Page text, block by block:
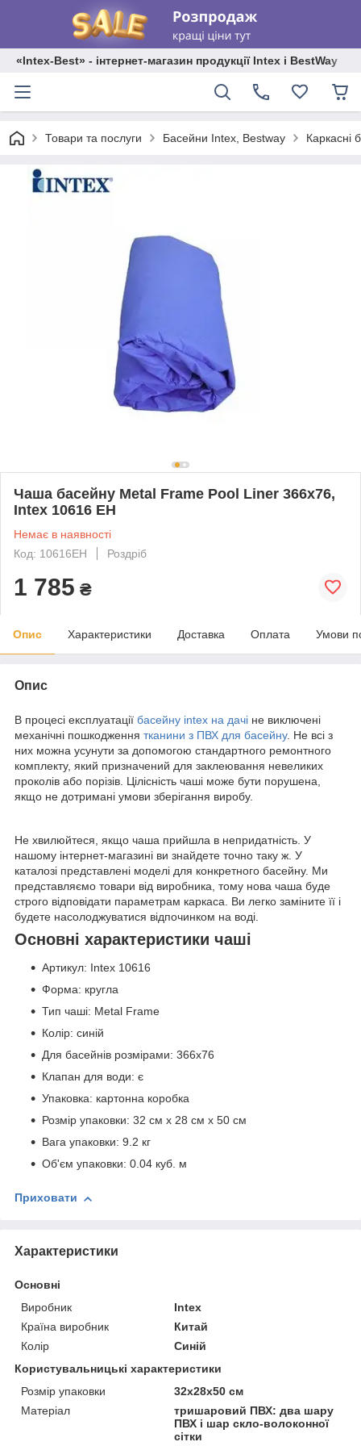
«Intex-Best» - інтернет-магазин продукції Intex і BestWay
Товари та послуги Басейни Intex, Bestway Каркасні
Чаша басейну Metal Frame Pool Liner 366х76,
Intex 10616 EH
Немає в наявності
Код: 10616EH
Роздріб
1 785 ₴
Опис Характеристики Доставка Оплата Умови
Опис
В процесі експлуатації басейну intex на дачі не виключені
механічні пошкодження тканини з ПВХ для басейну. Не всі з
них можна усунути за допомогою стандартного ремонтного
комплекту, який призначений для заклеювання невеликих
проколів або порізів. Цілісність чаші може бути порушена,
якщо не дотримані умови зберігання виробу.
Не хвилюйтеся, якщо чаша прийшла в непридатність. У
нашому інтернет-магазині ви знайдете точно таку ж. У
каталозі представлені моделі для конкретного басейну. Ми
представляємо товари від виробника, тому нова чаша буде
строго відповідати параметрам каркаса. Ви легко заміните її і
будете насолоджуватися відпочинком на воді.
Основні характеристики чаші
Артикул: Intex 10616
Форма: кругла
Тип чаші: Metal Frame
Колір: синій
Для басейнів розмірами: 366х76
Клапан для води: є
Упаковка: картонна коробка
Розмір упаковки: 32 см х 28 см х 50 см
Вага упаковки: 9.2 кг
Об'єм упаковки: 0.04 куб. м
Приховати
Характеристики
Основні
Виробник
Intex
Країна виробник
Китай
Колір
Синій
Користувальницькі характеристики
Розмір упаковки
32х28х50 см
Матеріал
тришаровий ПВХ: два шару
ПВХ і шар скло-волоконної
сітки